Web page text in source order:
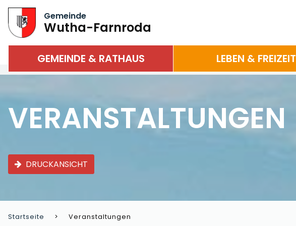
Gemeinde
Wutha-Farnroda
GEMEINDE & RATHAUS LEBEN & FREIZEIT
VERANSTALTUNGEN
DRUCKANSICHT
Startseite Veranstaltungen